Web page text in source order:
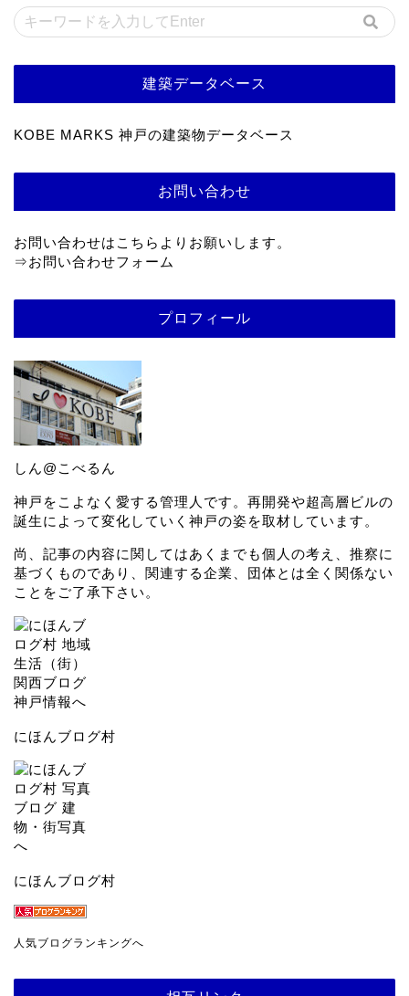
建築データベース
KOBE MARKS 神戸の建築物データベース
お問い合わせ
お問い合わせはこちらよりお願いします。
⇒お問い合わせフォーム
プロフィール
しん@こべるん
神戸をこよなく愛する管理人です。再開発や超高層ビルの
誕生によって変化していく神戸の姿を取材しています。
尚、記事の内容に関してはあくまでも個人の考え、推察に
基づくものであり、関連する企業、団体とは全く関係ない
ことをご了承下さい。
にほんブログ村
にほんブログ村
人気ブログランキングへ